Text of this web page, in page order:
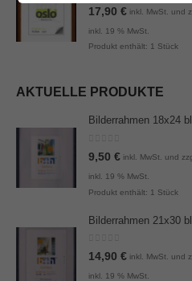
0von 5
17,90 € inkl. MwSt. und
inkl. 19 % MwSt.
Produkt enthält: 1 Stück
AKTUELLE PRODUKTE
Bilderrahmen 18x24
0 von 5
9,50 € inkl. MwSt. und
inkl. 19 % MwSt.
Produkt enthält: 1 Stück
Bilderrahmen 21x30
0 von 5
14,90 € inkl. MwSt. und
inkl. 19 % MwSt.